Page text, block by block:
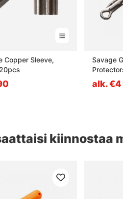
Copper Sleeve,
Savage
alk. €4
kiinnostaa